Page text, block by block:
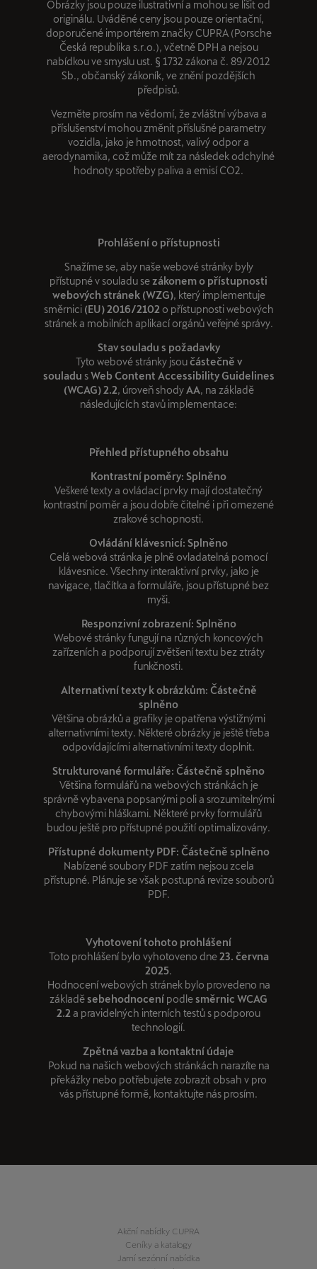
Obrázky jsou pouze ilustrativní a mohou se lišit od
originálu. Uváděné ceny jsou pouze orientační,
doporučené importérem značky CUPRA (Porsche
Česká republika s.r.o.), včetně DPH a nejsou
nabídkou ve smyslu ust. § 1732 zákona č. 89/2012
Sb., občanský zákoník, ve znění pozdějších
předpisů.
Vezměte prosím na vědomí, že zvláštní výbava a
příslušenství mohou změnit příslušné parametry
vozidla, jako je hmotnost, valivý odpor a
aerodynamika, což může mít za následek odchylné
hodnoty spotřeby paliva a emisí CO2.
Prohlášení o přístupnosti
Snažíme se, aby naše webové stránky byly
přístupné v souladu sezákonem o přístupnosti
webových stránek (WZG), který implementuje
směrnici (EU) 2016/2102 o přístupnosti webových
stránek a mobilních aplikací orgánů veřejné správy.
Stav souladu s požadavky
Tyto webové stránky jsoučástečně v
souladu sWeb Content Accessibility Guidelines
(WCAG) 2.2, úroveň shodyAA, na základě
následujících stavů implementace:
Přehled přístupného obsahu
Kontrastní poměry: Splněno
Veškeré texty a ovládací prvky mají dostatečný
kontrastní poměr a jsou dobře čitelné i při omezené
zrakové schopnosti.
Ovládání klávesnicí: Splněno
Celá webová stránka je plně ovladatelná pomocí
klávesnice. Všechny interaktivní prvky, jako je
navigace, tlačítka a formuláře, jsou přístupné bez
myši.
Responzivní zobrazení: Splněno
Webové stránky fungují na různých koncových
zařízeních a podporují zvětšení textu bez ztráty
funkčnosti.
Alternativní texty k obrázkům: Částečně
splněno
Většina obrázků a grafiky je opatřena výstižnými
alternativními texty. Některé obrázky je ještě třeba
odpovídajícími alternativními texty doplnit.
Strukturované formuláře: Částečně splněno
Většina formulářů na webových stránkách je
správně vybavena popsanými poli a srozumitelnými
chybovými hláškami. Některé prvky formulářů
budou ještě pro přístupné použití optimalizovány.
Přístupné dokumenty PDF: Částečně splněno
Nabízené soubory PDF zatím nejsou zcela
přístupné. Plánuje se však postupná revize souborů
PDF.
Vyhotovení tohoto prohlášení
Toto prohlášení bylo vyhotoveno dne 23. června
2025.
Hodnocení webových stránek bylo provedeno na
základěsebehodnocení podlesměrnic WCAG
2.2 a pravidelných interních testů s podporou
technologií.
Zpětná vazba a kontaktní údaje
Pokud na našich webových stránkách narazíte na
překážky nebo potřebujete zobrazit obsah v pro
vás přístupné formě, kontaktujte nás prosím.
Akční nabídky CUPRA
Ceníky a katalogy
Jarní sezónní nabídka